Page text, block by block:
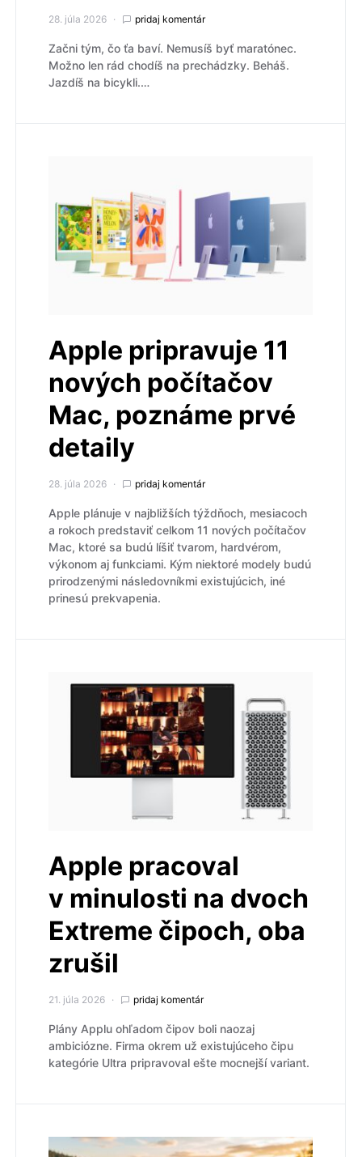
28. júla 2026 pridaj komentár
Začni tým, čo ťa baví. Nemusíš byť maratónec.
Možno len rád chodíš na prechádzky. Beháš.
Jazdíš na bicykli.…
Apple pripravuje 11
nových počítačov
Mac, poznáme prvé
detaily
28. júla 2026 pridaj komentár
Apple plánuje v najbližších týždňoch, mesiacoch
a rokoch predstaviť celkom 11 nových počítačov
Mac, ktoré sa budú líšiť tvarom, hardvérom,
výkonom aj funkciami. Kým niektoré modely budú
prirodzenými následovníkmi existujúcich, iné
prinesú prekvapenia.
Apple pracoval
v minulosti na dvoch
Extreme čipoch, oba
zrušil
21. júla 2026 pridaj komentár
Plány Applu ohľadom čipov boli naozaj
ambiciózne. Firma okrem už existujúceho čipu
kategórie Ultra pripravoval ešte mocnejší variant.